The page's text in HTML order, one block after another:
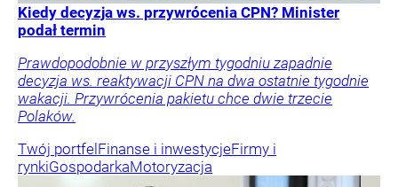
Kiedy decyzja ws. przywrócenia CPN? Minister
podał termin
Prawdopodobnie w przyszłym tygodniu zapadnie
decyzja ws. reaktywacji CPN na dwa ostatnie tygodnie
wakacji. Przywrócenia pakietu chce dwie trzecie
Polaków.
Twój portfelFinanse i inwestycjeFirmy i
rynkiGospodarkaMotoryzacja